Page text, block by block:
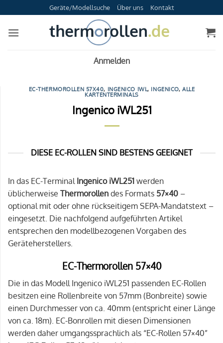
Inhalt
springen
Geräte/Modellsuche Über uns Kontakt
Anmelden
EC-THERMOROLLEN 57X40, INGENICO IWL, INGENICO,ALLE
KARTENTERMINALS
Ingenico iWL251
DIESE EC-ROLLEN SIND BESTENS GEEIGNET
In das EC-Terminal Ingenico iWL251 werden
üblicherweise Thermorollen des Formats 57×40 –
optional mit oder ohne rückseitigem SEPA-Mandatstext –
eingesetzt. Die nachfolgend aufgeführten Artikel
entsprechen den modellbezogenen Vorgaben des
Geräteherstellers.
EC-Thermorollen 57×40
Die in das Modell Ingenico iWL251 passenden EC-Rollen
besitzen eine Rollenbreite von 57mm (Bonbreite) sowie
einen Durchmesser von ca. 40mm (entspricht einer Länge
von ca. 18m). EC-Bonrollen mit diesen Dimensionen
werden daher umgangssprachlich als “EC-Rollen 57×40”